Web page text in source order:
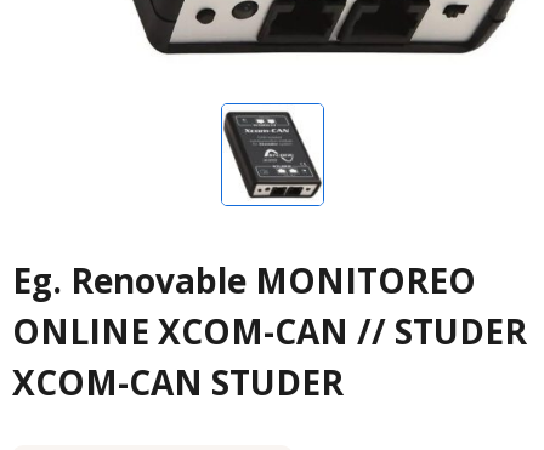
Eg. Renovable MONITOREO
ONLINE XCOM-CAN // STUDER
XCOM-CAN STUDER